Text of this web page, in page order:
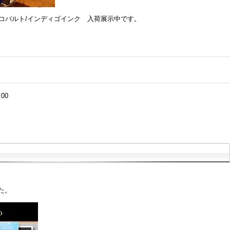
ルト/インディゴインク 入荷展示中です。